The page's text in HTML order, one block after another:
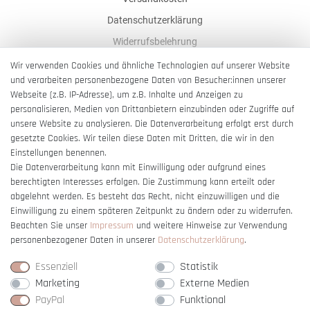
Datenschutzerklärung
Widerrufsbelehrung
AGB
Impressum
Barrierefreiheitserklärung
Vertrag widerrufen
Wir verwenden Cookies und ähnliche Technologien auf unserer Website
und verarbeiten personenbezogene Daten von Besucher:innen unserer
Webseite (z.B. IP-Adresse), um z.B. Inhalte und Anzeigen zu
personalisieren, Medien von Drittanbietern einzubinden oder Zugriffe auf
unsere Website zu analysieren. Die Datenverarbeitung erfolgt erst durch
gesetzte Cookies. Wir teilen diese Daten mit Dritten, die wir in den
Einstellungen benennen.
Die Datenverarbeitung kann mit Einwilligung oder aufgrund eines
berechtigten Interesses erfolgen. Die Zustimmung kann erteilt oder
abgelehnt werden. Es besteht das Recht, nicht einzuwilligen und die
Einwilligung zu einem späteren Zeitpunkt zu ändern oder zu widerrufen.
Beachten Sie unser Impressum und weitere Hinweise zur Verwendung
personenbezogener Daten in unserer Daten­schutz­erklärung.
Essenziell
Statistik
Marketing
Externe Medien
PayPal
Funktional